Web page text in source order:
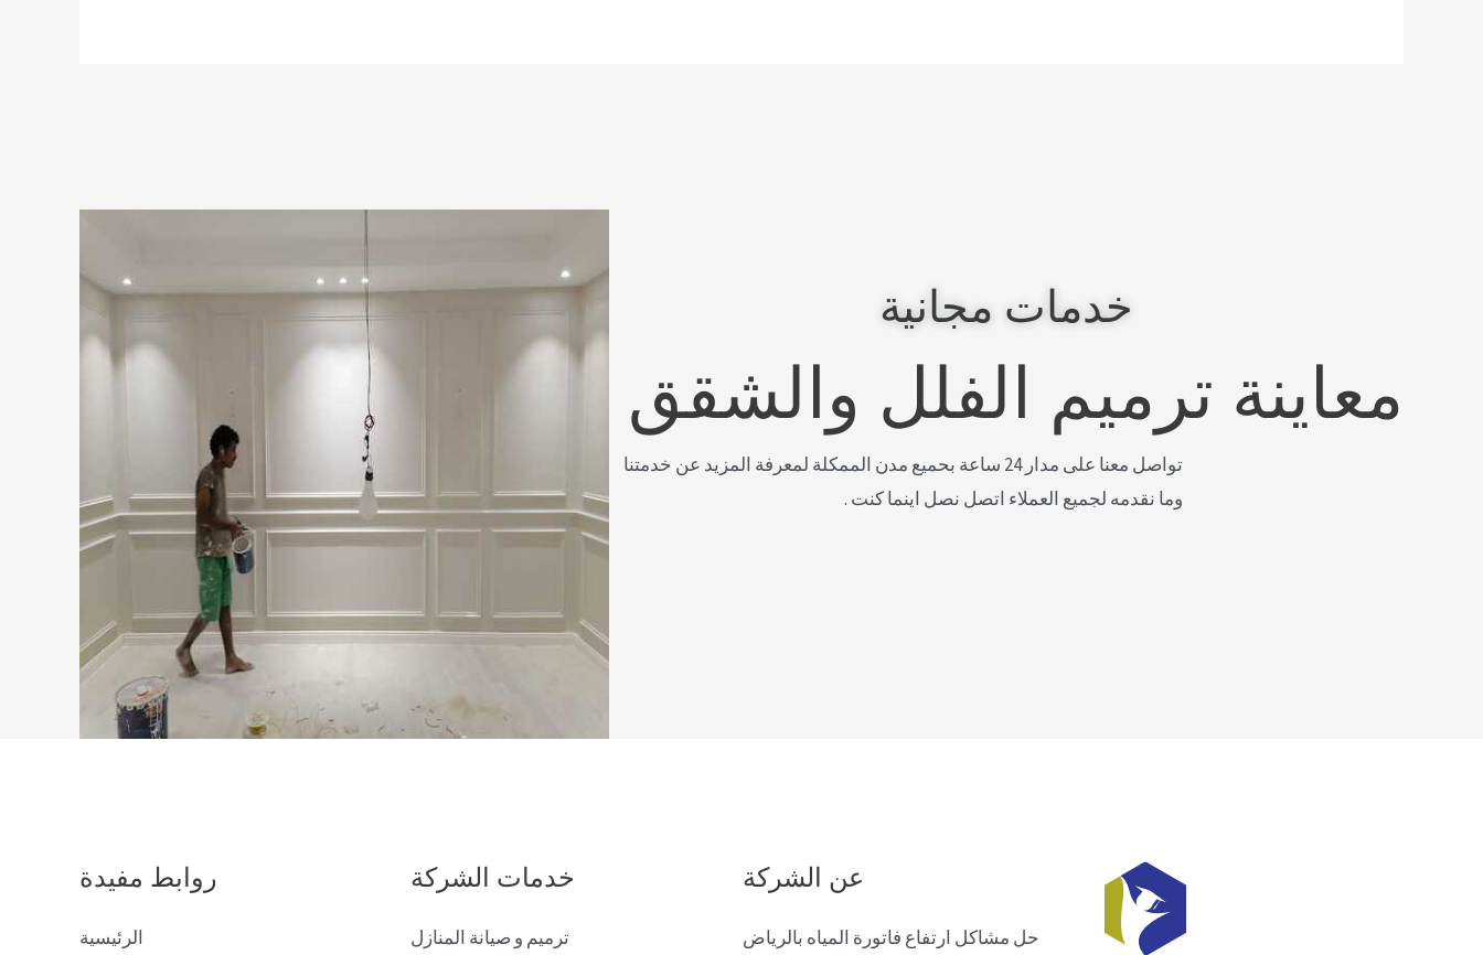
خدمات مجانية
معاينة ترميم الفلل والشقق
تواصل معنا على مدار 24 ساعة بحميع مدن الممكلة لمعرفة المزيد عن خدمتنا
وما نقدمه لجميع العملاء اتصل نصل اينما كنت .
عن الشركة
حل مشاكل ارتفاع فاتورة المياه بالرياض
خدمات الشركة
ترميم و صيانة المنازل
روابط مفيدة
الرئيسية